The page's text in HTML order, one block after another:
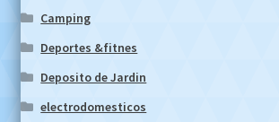
Camping
Deportes &fitnes
Deposito de Jardin
electrodomesticos